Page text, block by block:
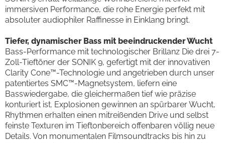
immersiven Performance, die rohe Energie perfekt mit
absoluter audiophiler Raffinesse in Einklang bringt.
Tiefer, dynamischer Bass mit beeindruckender Wucht
Bass-Performance mit technologischer Brillanz Die drei 7-
Zoll-Tieftöner der SONIK 9, gefertigt mit der innovativen
Clarity Cone™-Technologie und angetrieben durch unser
patentiertes SMC™-Magnetsystem, liefern eine
Basswiedergabe, die gleichermaßen tief wie präzise
konturiert ist. Explosionen gewinnen an spürbarer Wucht,
Rhythmen erhalten einen mitreißenden Drive und selbst
feinste Texturen im Tieftonbereich offenbaren völlig neue
Details. Von monumentalen Filmsoundtracks bis hin zu